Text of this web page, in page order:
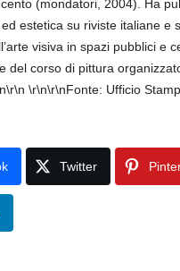
(mondatori, 2004). Ha
estetica su riviste italiane e
visiva in spazi pubblici e
del corso di pittura
\r\n\r\nFonte: Ufficio
Twitter